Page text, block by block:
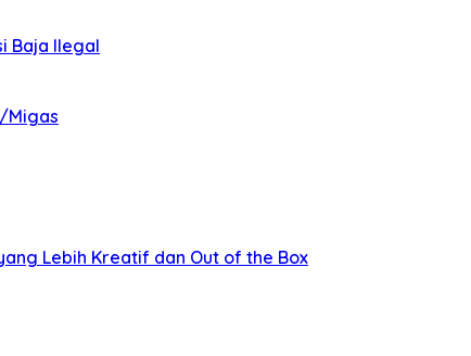
Baja Ilegal
Migas
Lebih Kreatif dan Out of the Box